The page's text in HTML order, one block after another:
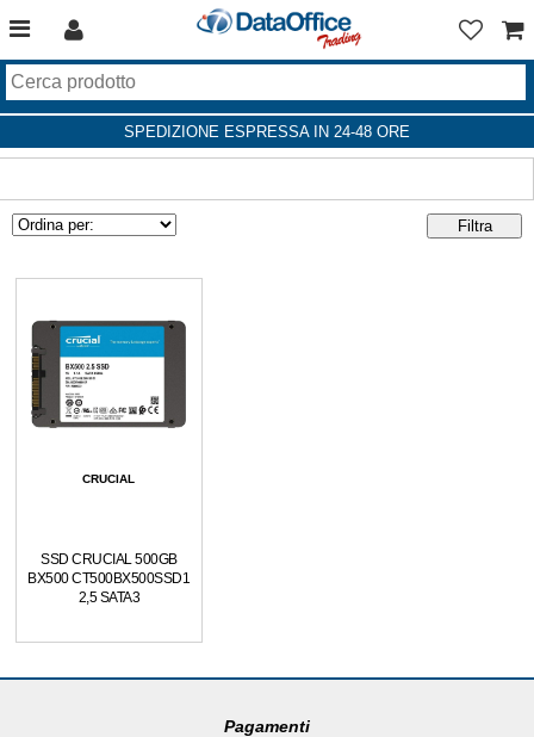
SPEDIZIONE ESPRESSA IN 24-48 ORE
CRUCIAL
SSD CRUCIAL 500GB
BX500 CT500BX500SSD1
2,5 SATA3
Pagamenti